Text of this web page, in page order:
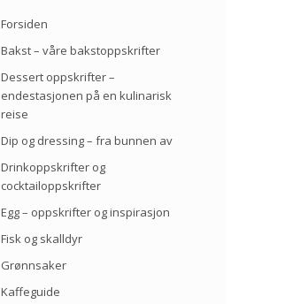
Forsiden
Bakst – våre bakstoppskrifter
Dessert oppskrifter –
endestasjonen på en kulinarisk
reise
Dip og dressing – fra bunnen av
Drinkoppskrifter og
cocktailoppskrifter
Egg – oppskrifter og inspirasjon
Fisk og skalldyr
Grønnsaker
Kaffeguide